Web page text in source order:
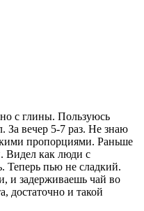
с глины. Пользуюсь
вечер 5-7 раз. Не знаю
пропорциями. Раньше
Видел как люди с
Теперь пью не сладкий.
и задерживаешь чай во
достаточно и такой